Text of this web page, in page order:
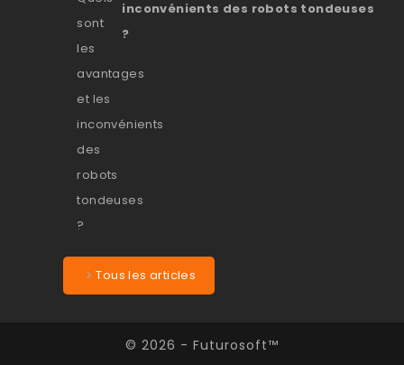
inconvénients des robots tondeuses
?
Tous les articles
© 2026 - Futurosoft™